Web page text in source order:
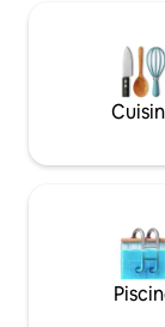
temple, les
voyageurs
solo à la
sécurité et d'un